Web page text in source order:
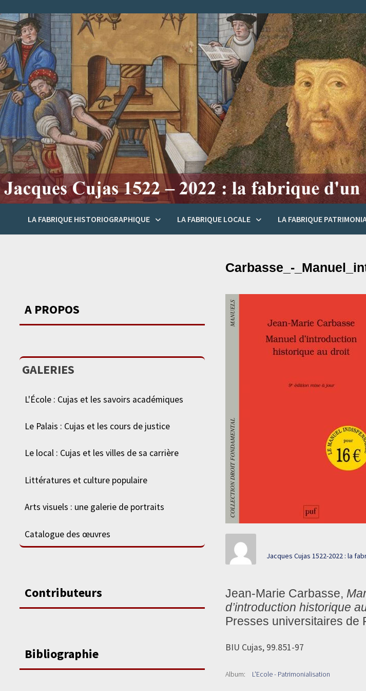
au
contenu
LA FABRIQUE HISTORIOGRAPHIQUE LA FABRIQUE LOCALE LA FABRIQUE
Carbasse_-
Jacques Cujas 1522-2022 : la
Jean-Marie Carbasse,
d’introduction historique
Presses universitaires de
BIU Cujas, 99.851-97
Album: L'Ecole - Patrimonialisation
A PROPOS
GALERIES
L'École : Cujas et les savoirs académiques
Le Palais : Cujas et les cours de justice
Le local : Cujas et les villes de sa carrière
Littératures et culture populaire
Arts visuels : une galerie de portraits
Catalogue des œuvres
Contributeurs
Bibliographie